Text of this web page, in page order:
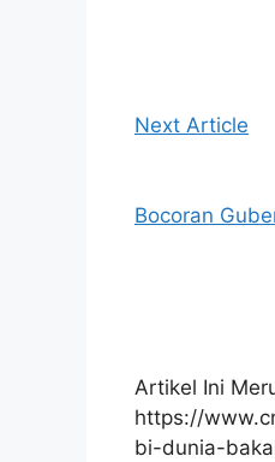
Next Article
Bocoran
Artikel Ini
https://
bi-dunia-